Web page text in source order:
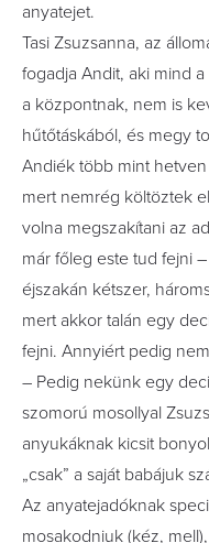
anyatejet.
Tasi Zsuzsanna, az
fogadja Andit, aki mind
a központnak, nem is
hűtőtáskából, és megy
Andiék több mint
mert nemrég költöztek
volna megszakítani az
már főleg este tud fejni
éjszakán kétszer,
mert akkor talán egy
fejni. Annyiért pedig
– Pedig nekünk egy
szomorú mosollyal
anyukáknak kicsit
„csak” a saját babájuk
Az anyatejadóknak
mosakodniuk (kéz,